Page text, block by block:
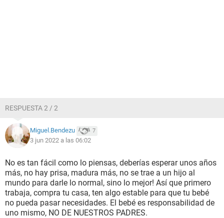
RESPUESTA 2 / 2
Miguel.Bendezu 7
3 jun 2022 a las 06:02
No es tan fácil como lo piensas, deberías esperar unos años
más, no hay prisa, madura más, no se trae a un hijo al
mundo para darle lo normal, sino lo mejor! Así que primero
trabaja, compra tu casa, ten algo estable para que tu bebé
no pueda pasar necesidades. El bebé es responsabilidad de
uno mismo, NO DE NUESTROS PADRES.